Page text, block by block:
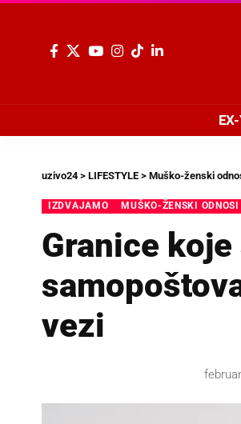
uzivo24> LIFESTYLE > Muško-ženski
IZDVAJAMO MUŠKO-ŽENSKI ODNOSI
Granice
vezi